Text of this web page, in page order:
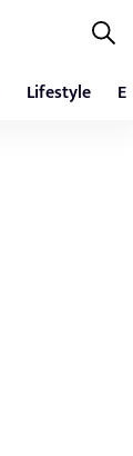
Lifestyle